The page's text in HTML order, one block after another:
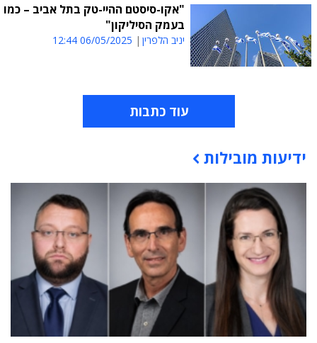
"אקו-סיסטם ההיי-טק בתל אביב – כמו
בעמק הסיליקון"
יניב הלפרין 06/05/2025 12:44
עוד כתבות
תוכן פרסומי
ידיעות מובילות